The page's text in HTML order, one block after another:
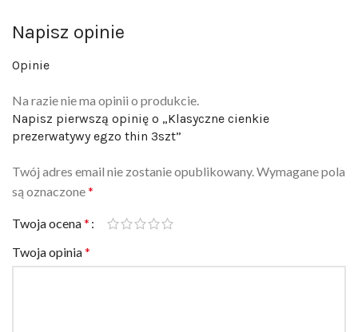
Napisz opinie
Opinie
Na razie nie ma opinii o produkcie.
Napisz pierwszą opinię o „Klasyczne cienkie
prezerwatywy egzo thin 3szt”
Twój adres email nie zostanie opublikowany.Wymagane pola
są oznaczone*
Twoja ocena*
Twoja opinia*